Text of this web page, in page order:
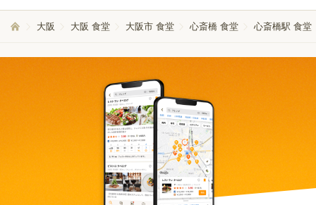
大阪 大阪 食堂 大阪市 食堂 心斎橋 食堂 心斎橋駅 食堂